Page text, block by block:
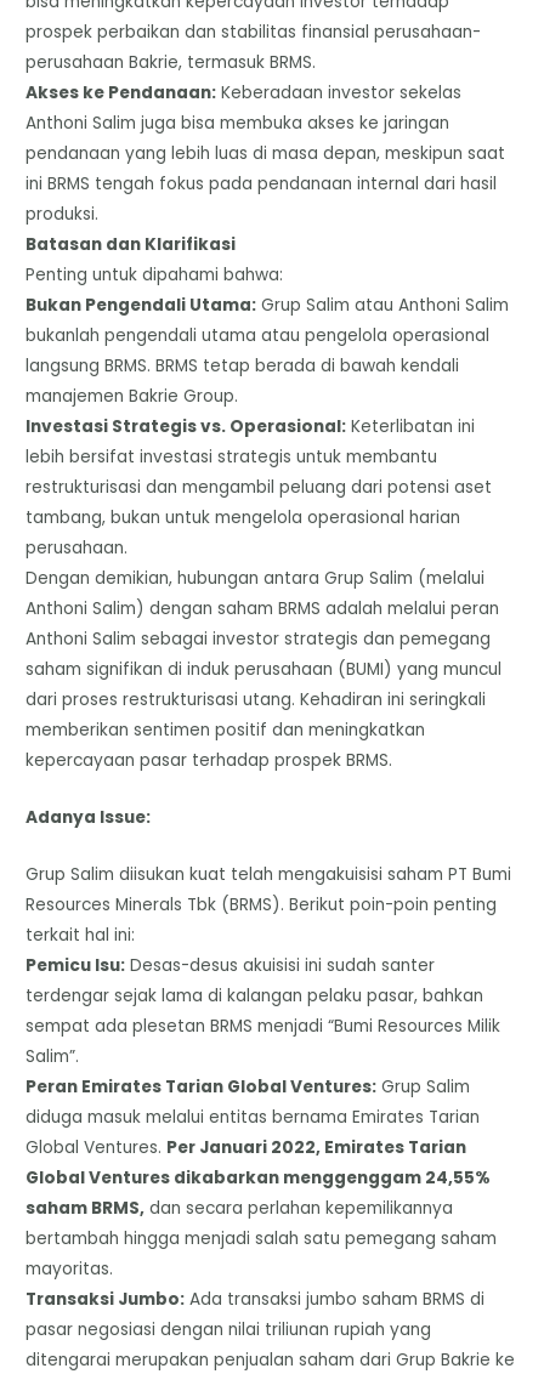
prospek perbaikan dan stabilitas finansial perusahaan-
perusahaan Bakrie, termasuk BRMS.
​Akses ke Pendanaan: Keberadaan investor sekelas
Anthoni Salim juga bisa membuka akses ke jaringan
pendanaan yang lebih luas di masa depan, meskipun saat
ini BRMS tengah fokus pada pendanaan internal dari hasil
produksi.
​Batasan dan Klarifikasi
​Penting untuk dipahami bahwa:
​Bukan Pengendali Utama: Grup Salim atau Anthoni Salim
bukanlah pengendali utama atau pengelola operasional
langsung BRMS. BRMS tetap berada di bawah kendali
manajemen Bakrie Group.
​Investasi Strategis vs. Operasional: Keterlibatan ini
lebih bersifat investasi strategis untuk membantu
restrukturisasi dan mengambil peluang dari potensi aset
tambang, bukan untuk mengelola operasional harian
perusahaan.
​Dengan demikian, hubungan antara Grup Salim (melalui
Anthoni Salim) dengan saham BRMS adalah melalui peran
Anthoni Salim sebagai investor strategis dan pemegang
saham signifikan di induk perusahaan (BUMI) yang muncul
dari proses restrukturisasi utang. Kehadiran ini seringkali
memberikan sentimen positif dan meningkatkan
kepercayaan pasar terhadap prospek BRMS.
​Adanya Issue:
Grup Salim diisukan kuat telah mengakuisisi saham PT Bumi
Resources Minerals Tbk (BRMS). ​Berikut poin-poin penting
terkait hal ini:
​Pemicu Isu: Desas-desus akuisisi ini sudah santer
terdengar sejak lama di kalangan pelaku pasar, bahkan
sempat ada plesetan BRMS menjadi “Bumi Resources Milik
Salim”.
​Peran Emirates Tarian Global Ventures: Grup Salim
diduga masuk melalui entitas bernama Emirates Tarian
Global Ventures. Per Januari 2022, Emirates Tarian
Global Ventures dikabarkan menggenggam 24,55%
saham BRMS, dan secara perlahan kepemilikannya
bertambah hingga menjadi salah satu pemegang saham
mayoritas.
​Transaksi Jumbo: Ada transaksi jumbo saham BRMS di
pasar negosiasi dengan nilai triliunan rupiah yang
ditengarai merupakan penjualan saham dari Grup Bakrie ke